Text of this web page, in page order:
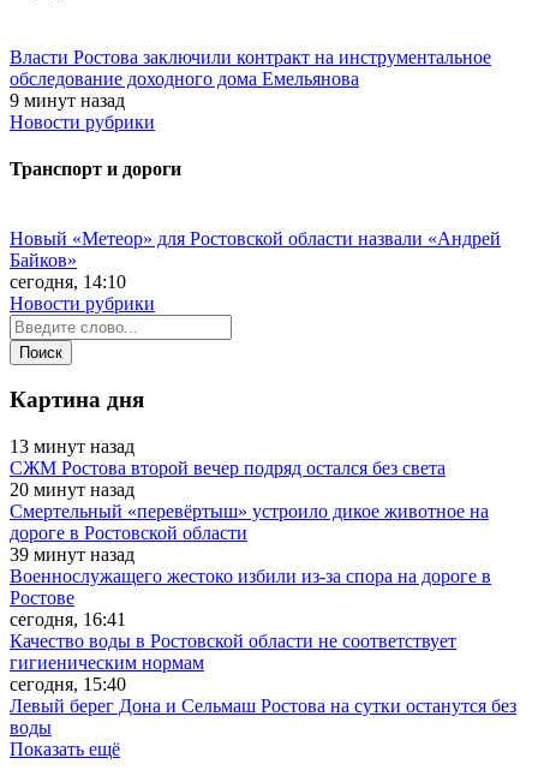
Власти Ростова заключили контракт на инструментальное
обследование доходного дома Емельянова
9 минут назад
Новости рубрики
Транспорт и дороги
Новый «Метеор» для Ростовской области назвали «Андрей
Байков»
сегодня, 14:10
Новости рубрики
Картина дня
13 минут назад
СЖМ Ростова второй вечер подряд остался без света
20 минут назад
Смертельный «перевёртыш» устроило дикое животное на
дороге в Ростовской области
39 минут назад
Военнослужащего жестоко избили из-за спора на дороге в
Ростове
сегодня, 16:41
Качество воды в Ростовской области не соответствует
гигиеническим нормам
сегодня, 15:40
Левый берег Дона и Сельмаш Ростова на сутки останутся без
воды
Показать ещё